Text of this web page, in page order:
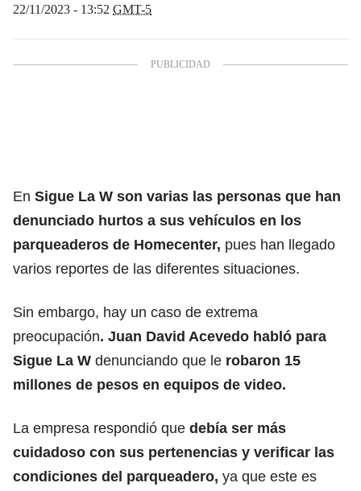
22/11/2023 - 13:52 GMT-5
En Sigue La W son varias las personas que han
denunciado hurtos a sus vehículos en los
parqueaderos de Homecenter, pues han llegado
varios reportes de las diferentes situaciones.
Sin embargo, hay un caso de extrema
preocupación. Juan David Acevedo habló para
Sigue La W denunciando que le robaron 15
millones de pesos en equipos de video.
La empresa respondió que debía ser más
cuidadoso con sus pertenencias y verificar las
condiciones del parqueadero, ya que este es